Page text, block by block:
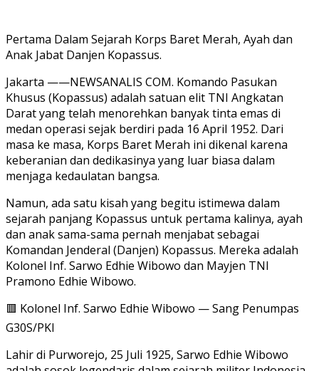
Pertama Dalam Sejarah Korps Baret Merah, Ayah dan
Anak Jabat Danjen Kopassus.
Jakarta ——NEWSANALIS COM. Komando Pasukan
Khusus (Kopassus) adalah satuan elit TNI Angkatan
Darat yang telah menorehkan banyak tinta emas di
medan operasi sejak berdiri pada 16 April 1952. Dari
masa ke masa, Korps Baret Merah ini dikenal karena
keberanian dan dedikasinya yang luar biasa dalam
menjaga kedaulatan bangsa.
Namun, ada satu kisah yang begitu istimewa dalam
sejarah panjang Kopassus untuk pertama kalinya, ayah
dan anak sama-sama pernah menjabat sebagai
Komandan Jenderal (Danjen) Kopassus. Mereka adalah
Kolonel Inf. Sarwo Edhie Wibowo dan Mayjen TNI
Pramono Edhie Wibowo.
🟥 Kolonel Inf. Sarwo Edhie Wibowo — Sang Penumpas
G30S/PKI
Lahir di Purworejo, 25 Juli 1925, Sarwo Edhie Wibowo